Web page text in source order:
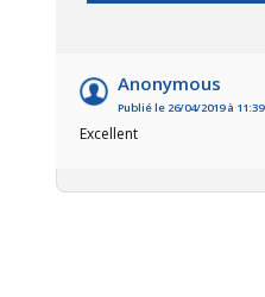
Anonymous
Publié le 26/04/2019 à 11:39
Excellent